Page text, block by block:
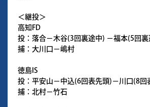
＜継投＞
高知FD
投：落合－木谷(3回裏途中) －福本(5回裏
捕：大川口－嶋村
徳島IS
投：平安山－中込(6回表先頭)－川口(8回
捕：北村－竹石